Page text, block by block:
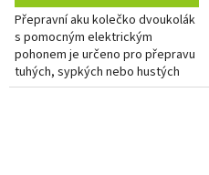
Přepravní aku kolečko dvoukolák
s pomocným elektrickým
pohonem je určeno pro přepravu
tuhých, sypkých nebo hustých
materiálů. Díky elektrickému